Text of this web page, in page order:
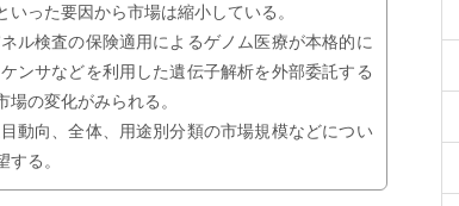
った要因から市場は縮小している。
ル検査の保険適用によるゲノム医療が本格的に
ンサなどを利用した遺伝子解析を外部委託する
の変化がみられる。
動向、全体、用途別分類の市場規模などについ
る。